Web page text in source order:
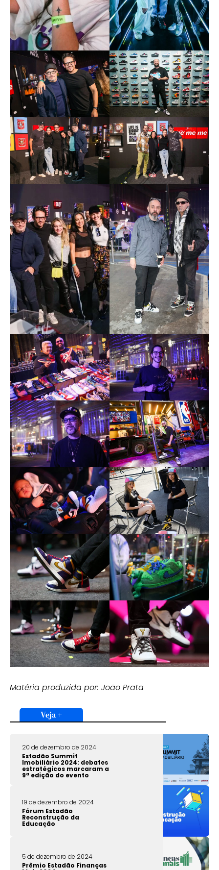
Matéria produzida por: João Prata
Veja +
20 de dezembro de 2024
Estadão Summit
Imobiliário 2024: debates
estratégicos marcaram a
9ª edição do evento
19 de dezembro de 2024
Fórum Estadão
Reconstrução da
Educação
5 de dezembro de 2024
Prêmio Estadão Finanças